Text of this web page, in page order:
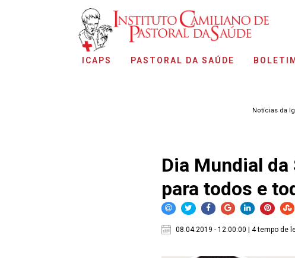
ICAPS PASTORAL DA SAÚDE
Notícias da
Dia Mundial
para todos e
08.04.2019 - 12:00:00 | 4 tempo de